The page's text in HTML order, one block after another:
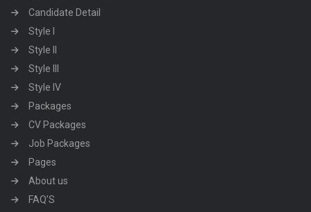
Candidate Detail
Style I
Style II
Style III
Style IV
Packages
CV Packages
Job Packages
Pages
About us
FAQ’S